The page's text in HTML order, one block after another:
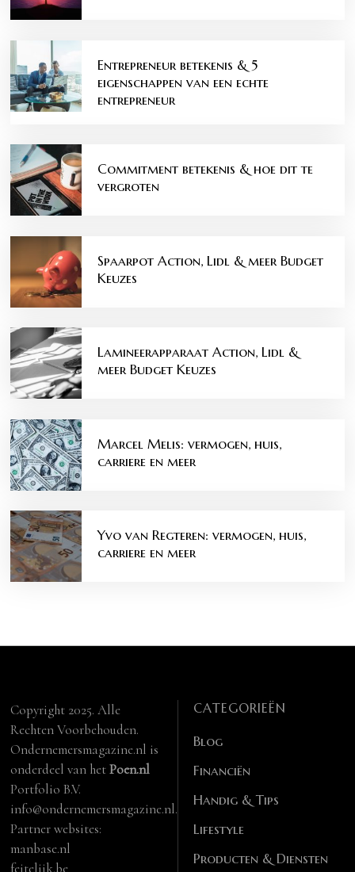
Entrepreneur betekenis & 5
eigenschappen van een echte
entrepreneur
Commitment betekenis & hoe dit te
vergroten
Spaarpot Action, Lidl & meer Budget
Keuzes
Lamineerapparaat Action, Lidl &
meer Budget Keuzes
Marcel Melis: vermogen, huis,
carriere en meer
Yvo van Regteren: vermogen, huis,
carriere en meer
Copyright 2025. Alle
Rechten Voorbehouden.
Ondernemersmagazine.nl is
onderdeel van hetPoen.nl
Portfolio B.V.
info@ondernemersmagazine.nl.
Partner websites:
manbase.nl
feitelijk.be
CATEGORIEËN
Blog
Financiën
Handig & Tips
Lifestyle
Producten & Diensten